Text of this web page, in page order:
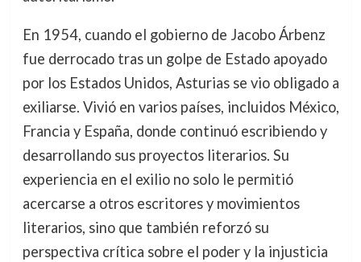
En 1954, cuando el gobierno de Jacobo Árbenz
fue derrocado tras un golpe de Estado apoyado
por los Estados Unidos, Asturias se vio obligado a
exiliarse. Vivió en varios países, incluidos México,
Francia y España, donde continuó escribiendo y
desarrollando sus proyectos literarios. Su
experiencia en el exilio no solo le permitió
acercarse a otros escritores y movimientos
literarios, sino que también reforzó su
perspectiva crítica sobre el poder y la injusticia